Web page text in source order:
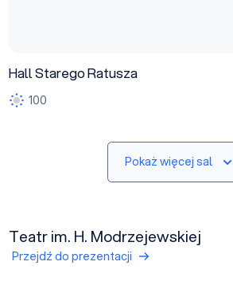
Hall Starego Ratusza
100
Pokaż więcej sal
Teatr im. H. Modrzejewskiej
Przejdź do prezentacji